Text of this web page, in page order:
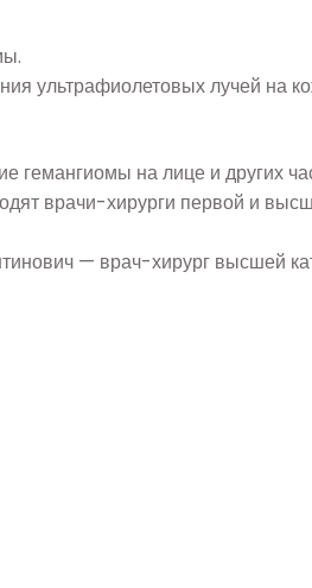
ультрафиолетовых лучей на
гемангиомы на лице и других
врачи-хирурги первой и
— врач-хирург высшей